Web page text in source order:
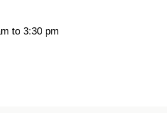
to 3:30 pm